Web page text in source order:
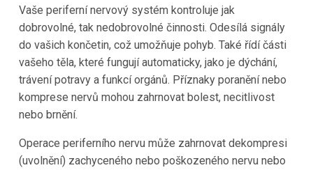
Vaše periferní nervový systém kontroluje jak
dobrovolné, tak nedobrovolné činnosti. Odesílá signály
do vašich končetin, což umožňuje pohyb. Také řídí části
vašeho těla, které fungují automaticky, jako je dýchání,
trávení potravy a funkcí orgánů. Příznaky poranění nebo
komprese nervů mohou zahrnovat bolest, necitlivost
nebo brnění.
Operace periferního nervu může zahrnovat dekompresi
(uvolnění) zachyceného nebo poškozeného nervu nebo